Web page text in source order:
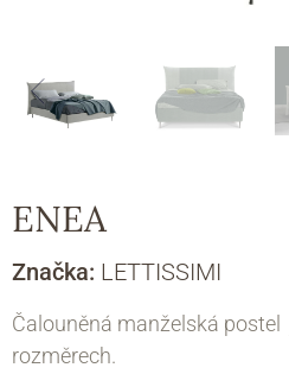
ENEA
Značka: LETTISSIMI
Čalouněná manželská
rozměrech.